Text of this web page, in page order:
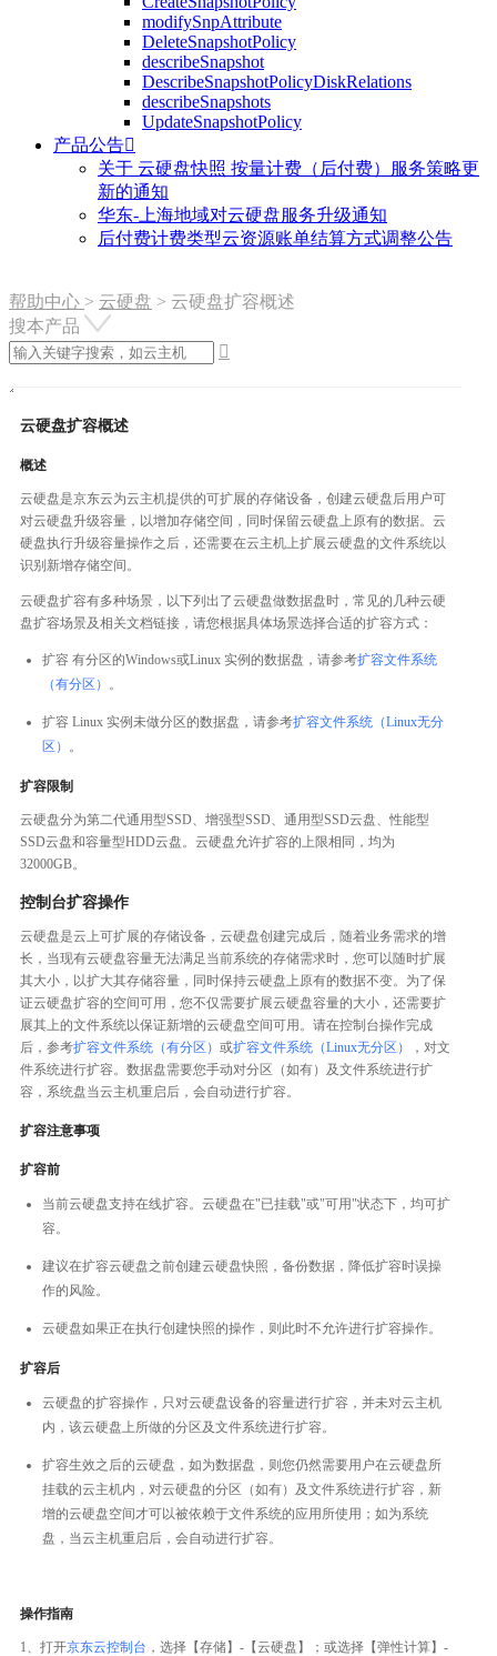
modifySnpAttribute
DeleteSnapshotPolicy
describeSnapshot
DescribeSnapshotPolicyDiskRelations
describeSnapshots
UpdateSnapshotPolicy
产品公告
关于 云硬盘快照 按量计费（后付费）服务策略更
新的通知
华东-上海地域对云硬盘服务升级通知
后付费计费类型云资源账单结算方式调整公告
帮助中心 > 云硬盘 > 云硬盘扩容概述
搜本产品

云硬盘扩容概述
概述
云硬盘是京东云为云主机提供的可扩展的存储设备，创建云硬盘后用户可
对云硬盘升级容量，以增加存储空间，同时保留云硬盘上原有的数据。云
硬盘执行升级容量操作之后，还需要在云主机上扩展云硬盘的文件系统以
识别新增存储空间。
云硬盘扩容有多种场景，以下列出了云硬盘做数据盘时，常见的几种云硬
盘扩容场景及相关文档链接，请您根据具体场景选择合适的扩容方式：
扩容 有分区的Windows或Linux 实例的数据盘，请参考扩容文件系统
（有分区）
。
扩容 Linux 实例未做分区的数据盘，请参考扩容文件系统（Linux无分
区）
。
扩容限制
云硬盘分为第二代通用型SSD、增强型SSD、通用型SSD云盘、性能型
SSD云盘和容量型HDD云盘。云硬盘允许扩容的上限相同，均为
32000GB。
控制台扩容操作
云硬盘是云上可扩展的存储设备，云硬盘创建完成后，随着业务需求的增
长，当现有云硬盘容量无法满足当前系统的存储需求时，您可以随时扩展
其大小，以扩大其存储容量，同时保持云硬盘上原有的数据不变。为了保
证云硬盘扩容的空间可用，您不仅需要扩展云硬盘容量的大小，还需要扩
展其上的文件系统以保证新增的云硬盘空间可用。请在控制台操作完成
后，参考扩容文件系统（有分区） 或扩容文件系统（Linux无分区）
，对文
件系统进行扩容。数据盘需要您手动对分区（如有）及文件系统进行扩
容，系统盘当云主机重启后，会自动进行扩容。
扩容注意事项
扩容前
当前云硬盘支持在线扩容。云硬盘在"已挂载"或"可用"状态下，均可扩
容。
建议在扩容云硬盘之前创建云硬盘快照，备份数据，降低扩容时误操
作的风险。
云硬盘如果正在执行创建快照的操作，则此时不允许进行扩容操作。
扩容后
云硬盘的扩容操作，只对云硬盘设备的容量进行扩容，并未对云主机
内，该云硬盘上所做的分区及文件系统进行扩容。
扩容生效之后的云硬盘，如为数据盘，则您仍然需要用户在云硬盘所
挂载的云主机内，对云硬盘的分区（如有）及文件系统进行扩容，新
增的云硬盘空间才可以被依赖于文件系统的应用所使用；如为系统
盘，当云主机重启后，会自动进行扩容。
操作指南
1、打开京东云控制台 ，选择【存储】-【云硬盘】；或选择【弹性计算】-